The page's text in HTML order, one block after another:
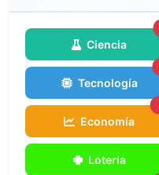
Ciencia
Tecnología
Economía
Loteria